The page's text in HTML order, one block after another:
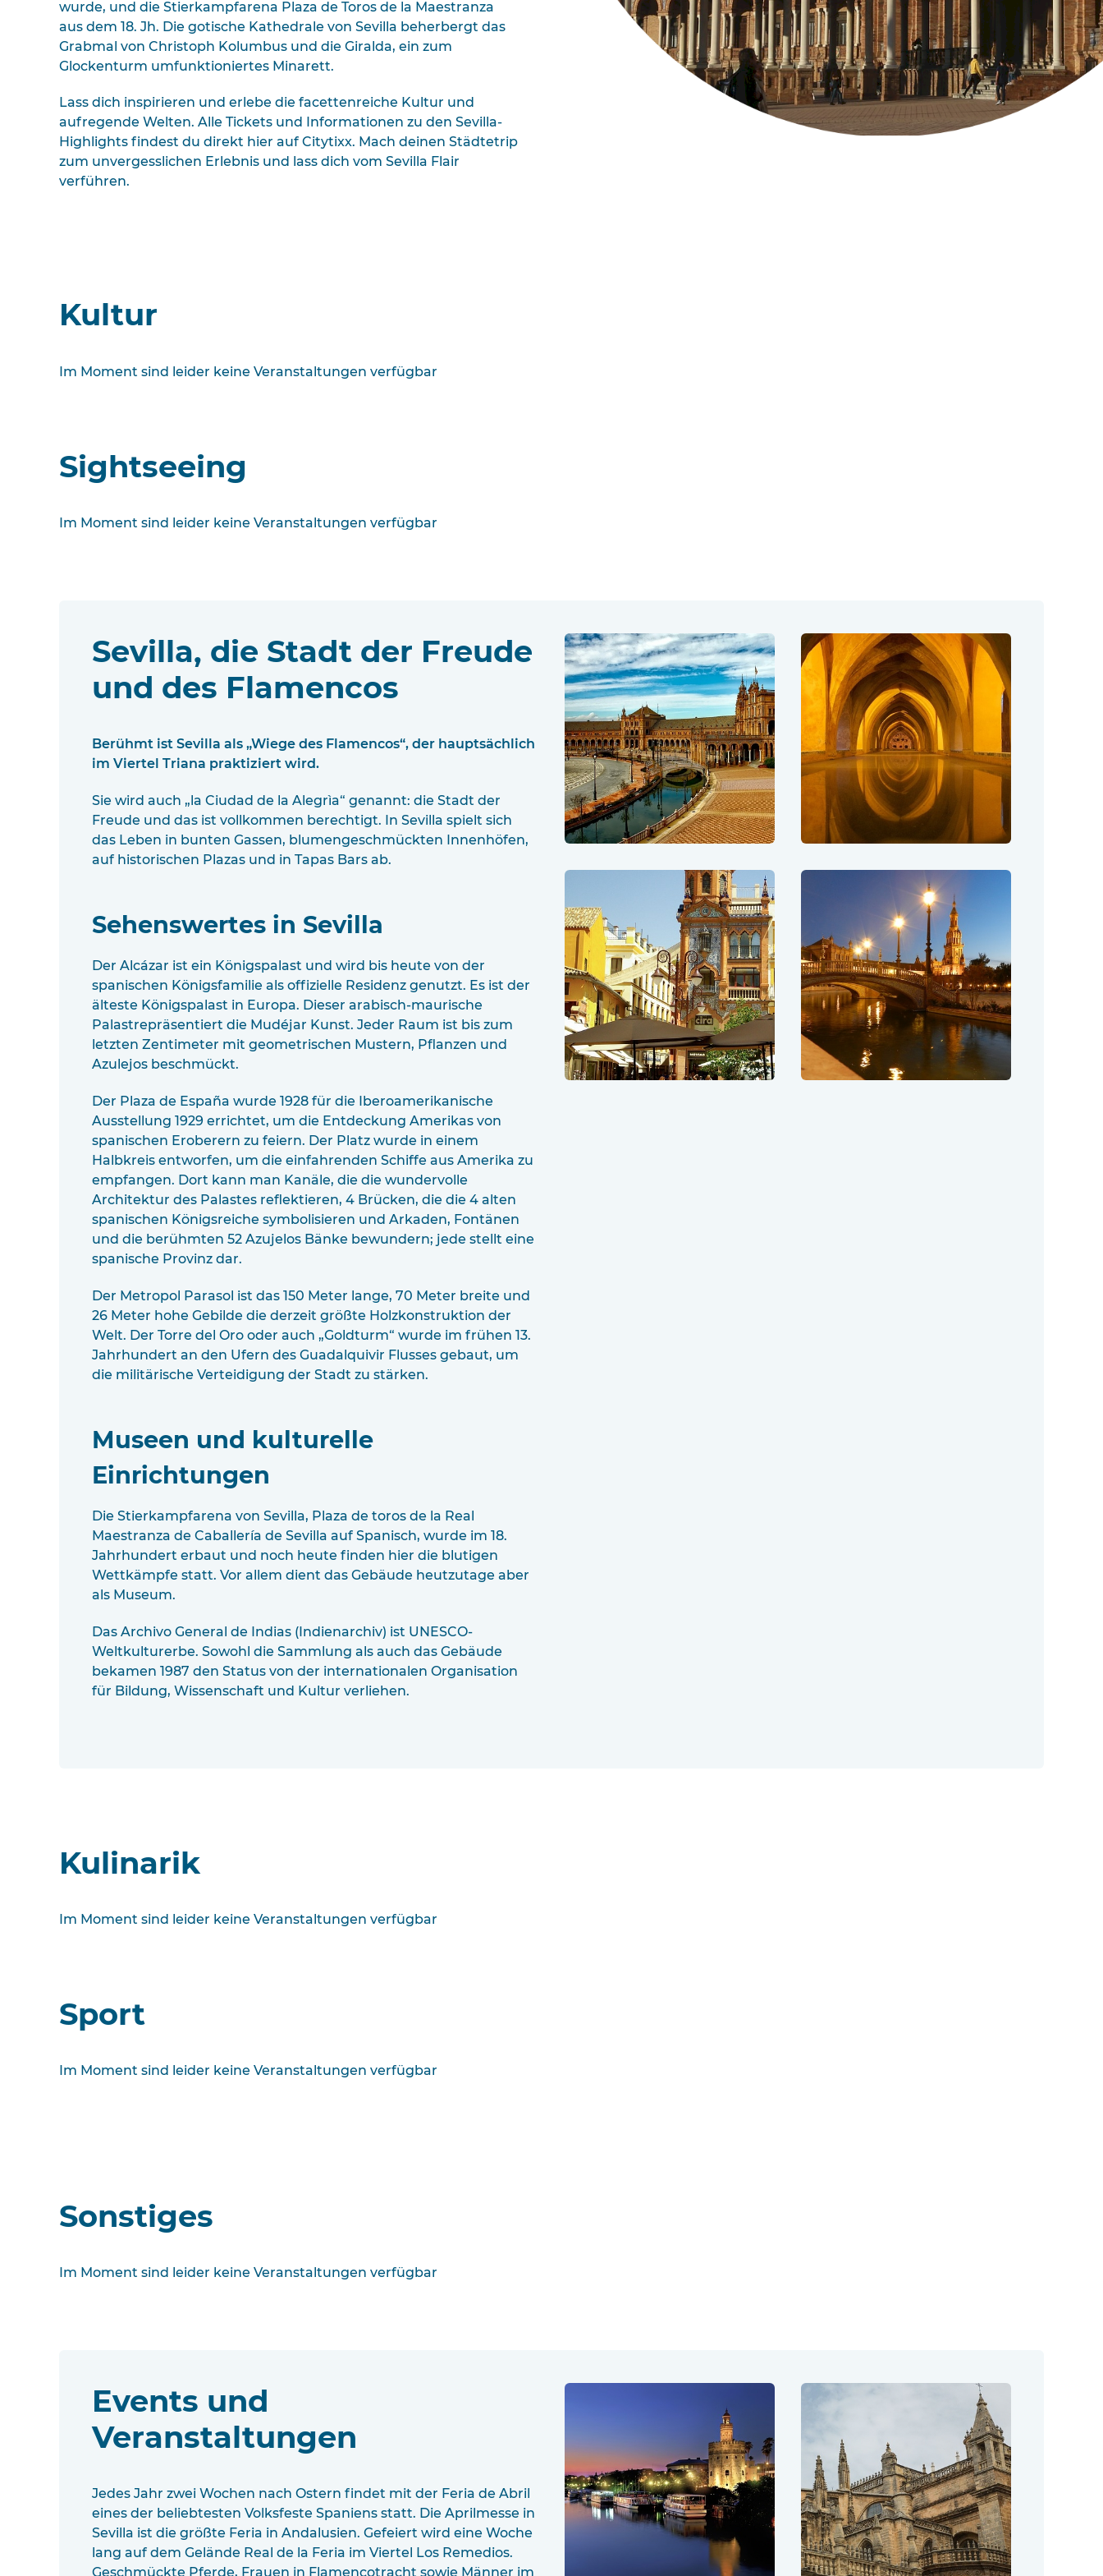
wurde, und die Stierkampfarena Plaza de Toros de la Maestranza
aus dem 18. Jh. Die gotische Kathedrale von Sevilla beherbergt das
Grabmal von Christoph Kolumbus und die Giralda, ein zum
Glockenturm umfunktioniertes Minarett.
Lass dich inspirieren und erlebe die facettenreiche Kultur und
aufregende Welten. Alle Tickets und Informationen zu den Sevilla-
Highlights findest du direkt hier auf Citytixx. Mach deinen Städtetrip
zum unvergesslichen Erlebnis und lass dich vom Sevilla Flair
verführen.
Kultur
Im Moment sind leider keine Veranstaltungen verfügbar
Sightseeing
Im Moment sind leider keine Veranstaltungen verfügbar
Sevilla, die Stadt der Freude
und des Flamencos
Berühmt ist Sevilla als „Wiege des Flamencos“, der hauptsächlich
im Viertel Triana praktiziert wird.
Sie wird auch „la Ciudad de la Alegrìa“ genannt: die Stadt der
Freude und das ist vollkommen berechtigt. In Sevilla spielt sich
das Leben in bunten Gassen, blumengeschmückten Innenhöfen,
auf historischen Plazas und in Tapas Bars ab.
Sehenswertes in Sevilla
Der Alcázar ist ein Königspalast und wird bis heute von der
spanischen Königsfamilie als offizielle Residenz genutzt. Es ist der
älteste Königspalast in Europa. Dieser arabisch-maurische
Palastrepräsentiert die Mudéjar Kunst. Jeder Raum ist bis zum
letzten Zentimeter mit geometrischen Mustern, Pflanzen und
Azulejos beschmückt.
Der Plaza de España wurde 1928 für die Iberoamerikanische
Ausstellung 1929 errichtet, um die Entdeckung Amerikas von
spanischen Eroberern zu feiern. Der Platz wurde in einem
Halbkreis entworfen, um die einfahrenden Schiffe aus Amerika zu
empfangen. Dort kann man Kanäle, die die wundervolle
Architektur des Palastes reflektieren, 4 Brücken, die die 4 alten
spanischen Königsreiche symbolisieren und Arkaden, Fontänen
und die berühmten 52 Azujelos Bänke bewundern; jede stellt eine
spanische Provinz dar.
Der Metropol Parasol ist das 150 Meter lange, 70 Meter breite und
26 Meter hohe Gebilde die derzeit größte Holzkonstruktion der
Welt. Der Torre del Oro oder auch „Goldturm“ wurde im frühen 13.
Jahrhundert an den Ufern des Guadalquivir Flusses gebaut, um
die militärische Verteidigung der Stadt zu stärken.
Museen und kulturelle
Einrichtungen
Die Stierkampfarena von Sevilla, Plaza de toros de la Real
Maestranza de Caballería de Sevilla auf Spanisch, wurde im 18.
Jahrhundert erbaut und noch heute finden hier die blutigen
Wettkämpfe statt. Vor allem dient das Gebäude heutzutage aber
als Museum.
Das Archivo General de Indias (Indienarchiv) ist UNESCO-
Weltkulturerbe. Sowohl die Sammlung als auch das Gebäude
bekamen 1987 den Status von der internationalen Organisation
für Bildung, Wissenschaft und Kultur verliehen.
Kulinarik
Im Moment sind leider keine Veranstaltungen verfügbar
Sport
Im Moment sind leider keine Veranstaltungen verfügbar
Sonstiges
Im Moment sind leider keine Veranstaltungen verfügbar
Events und
Veranstaltungen
Jedes Jahr zwei Wochen nach Ostern findet mit der Feria de Abril
eines der beliebtesten Volksfeste Spaniens statt. Die Aprilmesse in
Sevilla ist die größte Feria in Andalusien. Gefeiert wird eine Woche
lang auf dem Gelände Real de la Feria im Viertel Los Remedios.
Geschmückte Pferde, Frauen in Flamencotracht sowie Männer im